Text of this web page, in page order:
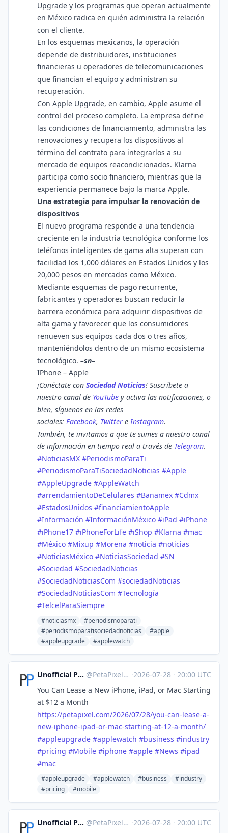
Upgrade y los programas que operan actualmente
en México radica en quién administra la relación
con el cliente.
En los esquemas mexicanos, la operación
depende de distribuidores, instituciones
financieras u operadores de telecomunicaciones
que financian el equipo y administran su
recuperación.
Con Apple Upgrade, en cambio, Apple asume el
control del proceso completo. La empresa define
las condiciones de financiamiento, administra las
renovaciones y recupera los dispositivos al
término del contrato para integrarlos a su
mercado de equipos reacondicionados. Klarna
participa como socio financiero, mientras que la
experiencia permanece bajo la marca Apple.
Una estrategia para impulsar la renovación de
dispositivos
El nuevo programa responde a una tendencia
creciente en la industria tecnológica conforme los
teléfonos inteligentes de gama alta superan con
facilidad los 1,000 dólares en Estados Unidos y los
20,000 pesos en mercados como México.
Mediante esquemas de pago recurrente,
fabricantes y operadores buscan reducir la
barrera económica para adquirir dispositivos de
alta gama y favorecer que los consumidores
renueven sus equipos cada dos o tres años,
manteniéndolos dentro de un mismo ecosistema
tecnológico. –sn–
IPhone – Apple
¡Conéctate con Sociedad Noticias! Suscríbete a
nuestro canal de YouTube y activa las notificaciones, o
bien, síguenos en las redes
sociales: Facebook, Twitter eInstagram.
También, te invitamos a que te sumes a nuestro canal
de información en tiempo real a través de Telegram.
#NoticiasMX #PeriodismoParaTi
#PeriodismoParaTiSociedadNoticias #Apple
#AppleUpgrade #AppleWatch
#arrendamientoDeCelulares #Banamex #Cdmx
#EstadosUnidos #financiamientoApple
#Información #InformaciónMéxico #iPad #iPhone
#iPhone17 #iPhoneForLife #iShop #Klarna #mac
#México #Mixup #Morena #noticia #noticias
#NoticiasMéxico #NoticiasSociedad #SN
#Sociedad #SociedadNoticias
#SociedadNoticiasCom #sociedadNoticias
#SociedadNoticiasCom #Tecnología
#TelcelParaSiempre
#noticiasmx
#periodismoparati
#periodismoparatisociedadnoticias
#apple
#appleupgrade
#applewatch
Unofficial PetaPixel Bot @PetaPixel@toot.earth ·2026-07-28 · 20:00 UTC
You Can Lease a New iPhone, iPad, or Mac Starting
at $12 a Month
https://petapixel.com/2026/07/28/you-can-lease-a-
new-iphone-ipad-or-mac-starting-at-12-a-month/
#appleupgrade #applewatch #business #industry
#pricing #Mobile #iphone #apple #News #ipad
#mac
#appleupgrade #applewatch #business
#industry
#pricing
#mobile
Unofficial PetaPixel Bot @PetaPixel@toot.earth ·2026-07-28 · 20:00 UTC